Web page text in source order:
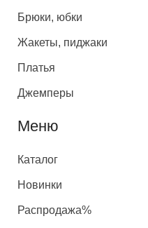
Брюки, юбки
Жакеты, пиджаки
Платья
Джемперы
Меню
Каталог
Новинки
Распродажа%